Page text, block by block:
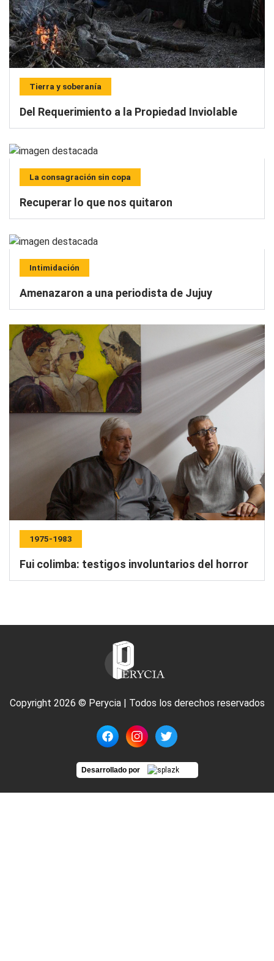
Tierra y soberanía
Del Requerimiento a la Propiedad Inviolable
La consagración sin copa
Recuperar lo que nos quitaron
Intimidación
Amenazaron a una periodista de Jujuy
1975-1983
Fui colimba: testigos involuntarios del horror
Copyright 2026 © Perycia | Todos los derechos reservados
Desarrollado por